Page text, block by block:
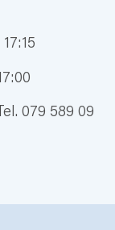
079 589 09